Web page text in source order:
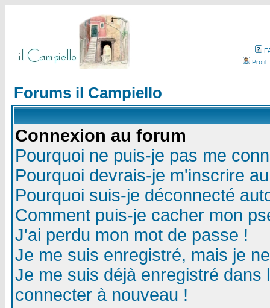
Profil
Forums il Campiello
Connexion au forum
Pourquoi ne puis-je pas me
Pourquoi devrais-je m'inscrire
Pourquoi suis-je déconnecté
Comment puis-je cacher mon
J'ai perdu mon mot de passe !
Je me suis enregistré, mais je
Je me suis déjà enregistré
connecter à nouveau !